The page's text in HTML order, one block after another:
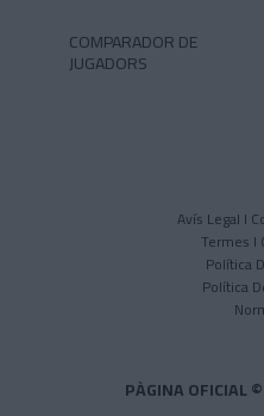
COMPARADOR DE
JUGADORS
Avís Legal I
Termes I
Política
Política
PÀGINA OFICIAL